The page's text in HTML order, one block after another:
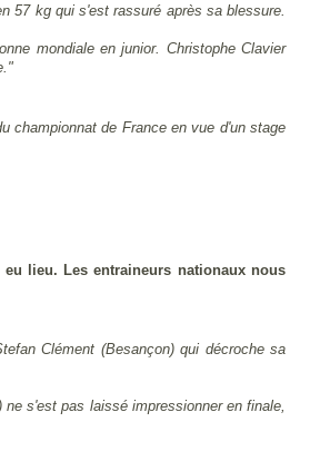
57 kg qui s'est rassuré après sa blessure.
mondiale en junior. Christophe Clavier
championnat de France en vue d'un stage
lieu. Les entraineurs nationaux nous
Clément (Besançon) qui décroche sa
s'est pas laissé impressionner en finale,